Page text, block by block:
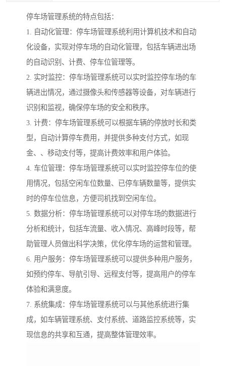
停车场管理系统的特点包括：
1. 自动化管理：停车场管理系统利用计算机技术和自动
化设备，实现对停车场的自动化管理，包括车辆进出场
的自动识别、计费、停车位管理等。
2. 实时监控：停车场管理系统可以实时监控停车场的车
辆进出情况，通过摄像头和传感器等设备，对车辆进行
识别和监视，确保停车场的安全和秩序。
3. 计费：停车场管理系统可以根据车辆的停放时长和类
型，自动计算停车费用，并提供多种支付方式，如现
金、、移动支付等，提高计费效率和用户体验。
4. 车位管理：停车场管理系统可以实时监控停车位的使
用情况，包括空闲车位数量、已停车辆数量等，提供实
时的停车位信息，方便司机找到空闲车位。
5. 数据分析：停车场管理系统可以对停车场的数据进行
分析和统计，包括车流量、收入情况、高峰时段等，帮
助管理人员做出科学决策，优化停车场的运营和管理。
6. 用户服务：停车场管理系统可以提供多种用户服务，
如预约停车、导航引导、远程支付等，提高用户的停车
体验和满意度。
7. 系统集成：停车场管理系统可以与其他系统进行集
成，如车辆管理系统、支付系统、道路监控系统等，实
现信息的共享和互通，提高整体管理效率。